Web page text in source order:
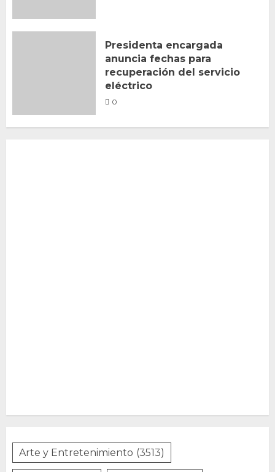
Presidenta encargada
anuncia fechas para
recuperación del servicio
eléctrico
0
Arte y Entretenimiento (3513)